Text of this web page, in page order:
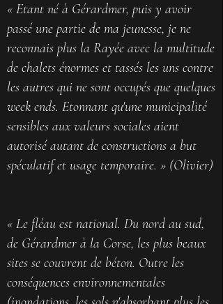
« Etant né à Gérardmer, puis y avoir
passé une partie de ma jeunesse, je ne
reconnais plus la Rayée avec la multitude
de chalets énormes et tassés les uns contre
les autres qui ne sont occupés que quelques
week ends. Etonnant qu'une municipalité
sensibles aux valeurs sociales aient
autorisé autant de constructions a but
spéculatif et usage temporaire. » (Olivier)
« Le fléau est national. Du nord au sud,
de Gérardmer à la Corse, les plus beaux
sites se couvrent de béton. Outre les
conséquences environnementales